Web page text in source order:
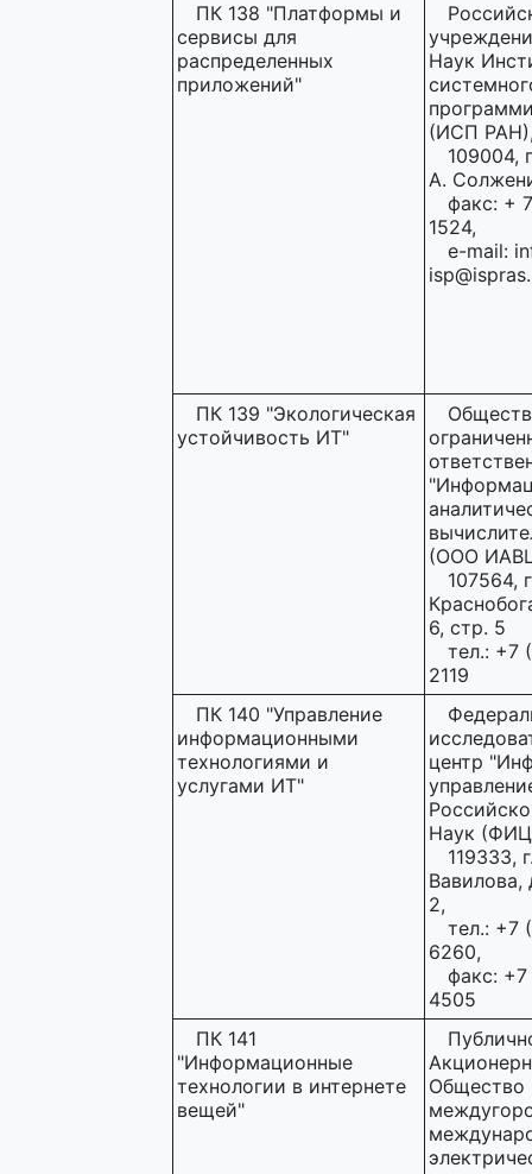
ПК 138 "Платформы и
сервисы для
распределенных
приложений"
Наук
(ИСП
109004,
А.
факс: +
1524,
e-mail:
ПК 139 "Экологическая
устойчивость ИТ"
(ООО
107564,
6, стр. 5
тел.: +7
2119
ПК 140 "Управление
информационными
технологиями и
услугами ИТ"
центр
Наук
119333,
Вавилова,
2,
тел.: +7
6260,
факс:
4505
ПК 141
"Информационные
технологии в интернете
вещей"
Общество